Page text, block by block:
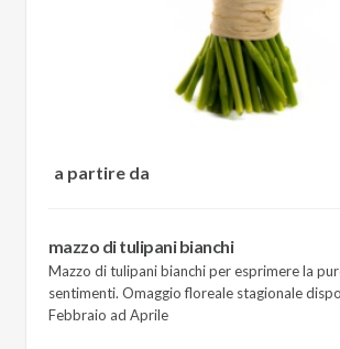
a partire da
mazzo di tulipani bianchi
Mazzo di tulipani bianchi per esprimere la
sentimenti. Omaggio floreale stagionale
Febbraio ad Aprile